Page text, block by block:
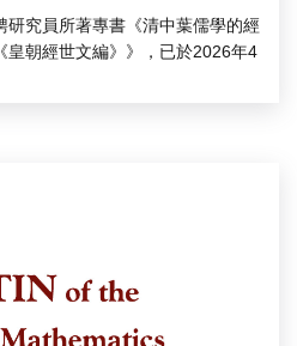
究員所著專書《清中葉儒學的經
皇朝經世文編》》，已於2026年4